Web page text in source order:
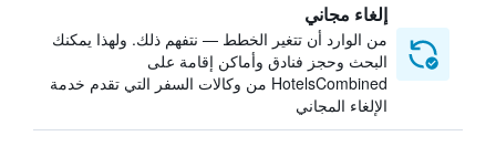
إلغاء مجاني
من الوارد أن تتغير الخطط — نتفهم ذلك. ولهذا يمكنك
البحث وحجز فنادق وأماكن إقامة على
HotelsCombined من وكالات السفر التي تقدم خدمة
الإلغاء المجاني